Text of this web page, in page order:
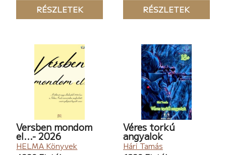
RÉSZLETEK
RÉSZLETEK
Versben mondom
el...- 2026
HELMA Könyvek
Véres torkú
angyalok
Hári Tamás